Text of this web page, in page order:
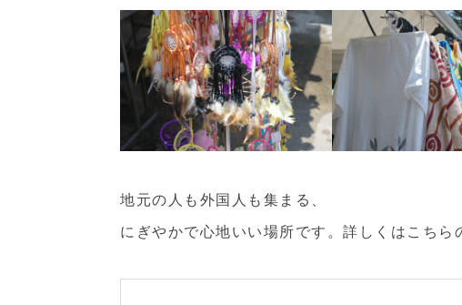
地元の人も外国人も集まる、
にぎやかで心地いい場所です。詳しくはこちら